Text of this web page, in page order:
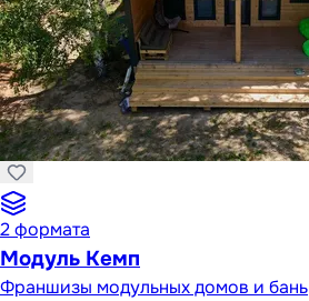
2формата
Модуль Кемп
Франшизы модульных домов и бань